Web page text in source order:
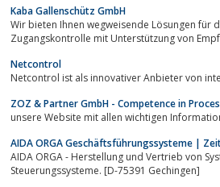
Kaba Gallenschütz GmbH
Wir bieten Ihnen wegweisende Lösungen für den Zugang zu Gebäuden,
Zugangskontrolle mit Unterstützung von
Netcontrol
Netcontrol ist als innovativer Anbieter von
ZOZ & Partner GmbH - Competence in
unsere Website mit allen wichtigen
AIDA ORGA Geschäftsführungssysteme |
AIDA ORGA - Herstellung und Vertrieb von Systemen für Zeiterfassung,
Steuerungssysteme. [D-75391 Gechingen]